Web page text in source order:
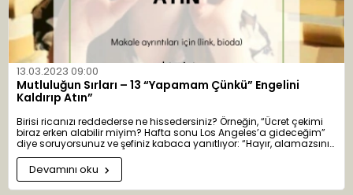
13.03.2023 09:00
Mutluluğun Sırları – 13 “Yapamam Çünkü” Engelini
Kaldırıp Atın”
Birisi ricanızı reddederse ne hissedersiniz? Örneğin, “Ücret çekimi
biraz erken alabilir miyim? Hafta sonu Los Angeles’a gideceğim”
diye soruyorsunuz ve şefiniz kabaca yanıtlıyor: “Hayır, alamazsınız
çünkü bordro daha henüz onaylanmadı.” Hayır ve alamazsınız
çünkü sözcüklerinin nasıl yüzünüze kapatılan sözel kapılar gibi
olduğunu görüyor musunuz? Bu sözcükler sizinle öteki kişi
arasında bir karşıtlık ilişkisi doğurmaktadır, çünkü istediğinizi
Devamını oku